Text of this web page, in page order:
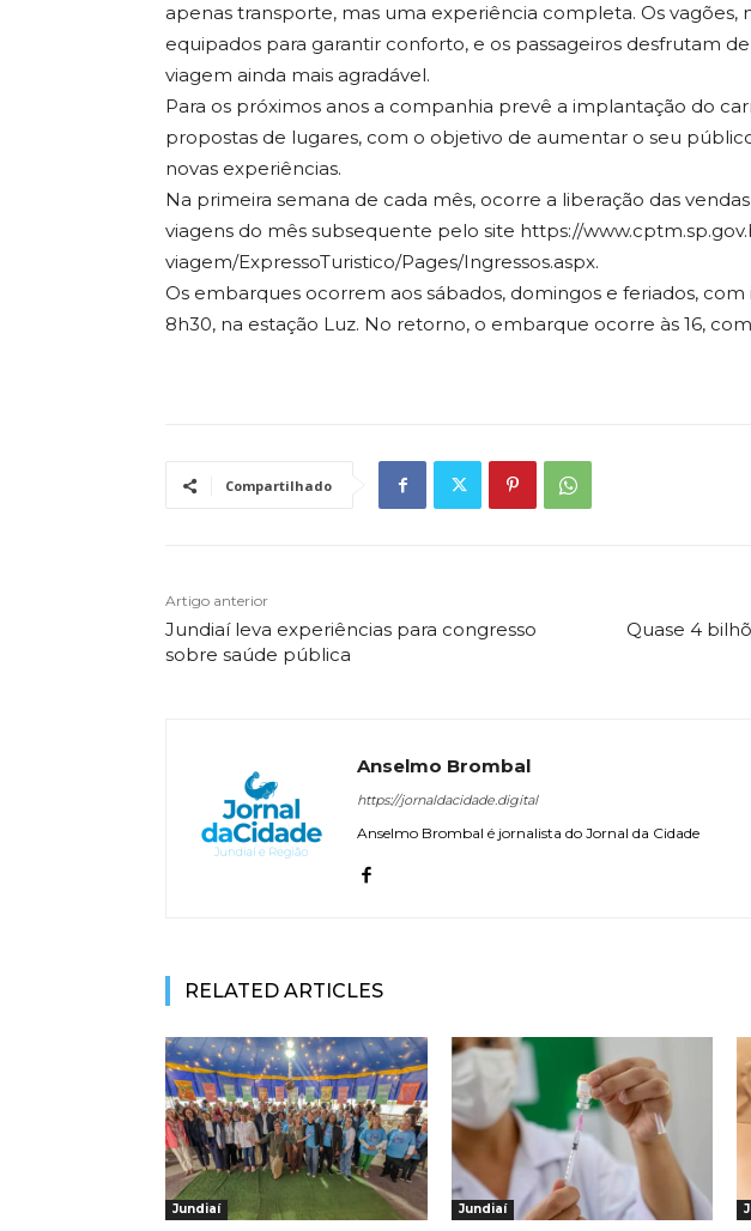
apenas transporte, mas uma experiência completa. Os vagões,
equipados para garantir conforto, e os passageiros desfrutam
viagem ainda mais agradável.
Para os próximos anos a companhia prevê a implantação do
propostas de lugares, com o objetivo de aumentar o seu
novas experiências.
Na primeira semana de cada mês, ocorre a liberação das
viagens do mês subsequente pelo site https://
viagem/ExpressoTuristico/Pages/Ingressos.aspx.
Os embarques ocorrem aos sábados, domingos e feriados, com
8h30, na estação Luz. No retorno, o embarque ocorre às 16,
Compartilhado
Artigo anterior
Jundiaí leva experiências para congresso
sobre saúde pública
Quase 4
Anselmo Brombal
https://jornaldacidade.digital
Anselmo Brombal é jornalista do Jornal da Cidade
RELATED ARTICLES
Jundiaí Jundiaí